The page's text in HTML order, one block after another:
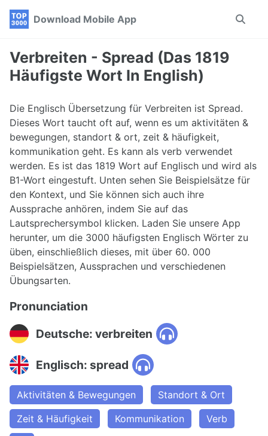
Skip
navigation
Skip
Skip
Download Mobile App
Toggle
Verbreiten - Spread (Das 1819
Häufigste Wort In English)
Die Englisch Übersetzung für Verbreiten ist Spread.
Dieses Wort taucht oft auf, wenn es um aktivitäten &
bewegungen, standort & ort, zeit & häufigkeit,
kommunikation geht. Es kann als verb verwendet
werden. Es ist das 1819 Wort auf Englisch und wird als
B1-Wort eingestuft. Unten sehen Sie Beispielsätze für
den Kontext, und Sie können sich auch ihre
Aussprache anhören, indem Sie auf das
Lautsprechersymbol klicken. Laden Sie unsere App
herunter, um die 3000 häufigsten Englisch Wörter zu
üben, einschließlich dieses, mit über 60. 000
Beispielsätzen, Aussprachen und verschiedenen
Übungsarten.
Pronunciation
Deutsche: verbreiten
Englisch: spread
Aktivitäten & Bewegungen
Standort & Ort
Zeit & Häufigkeit
Kommunikation
Verb